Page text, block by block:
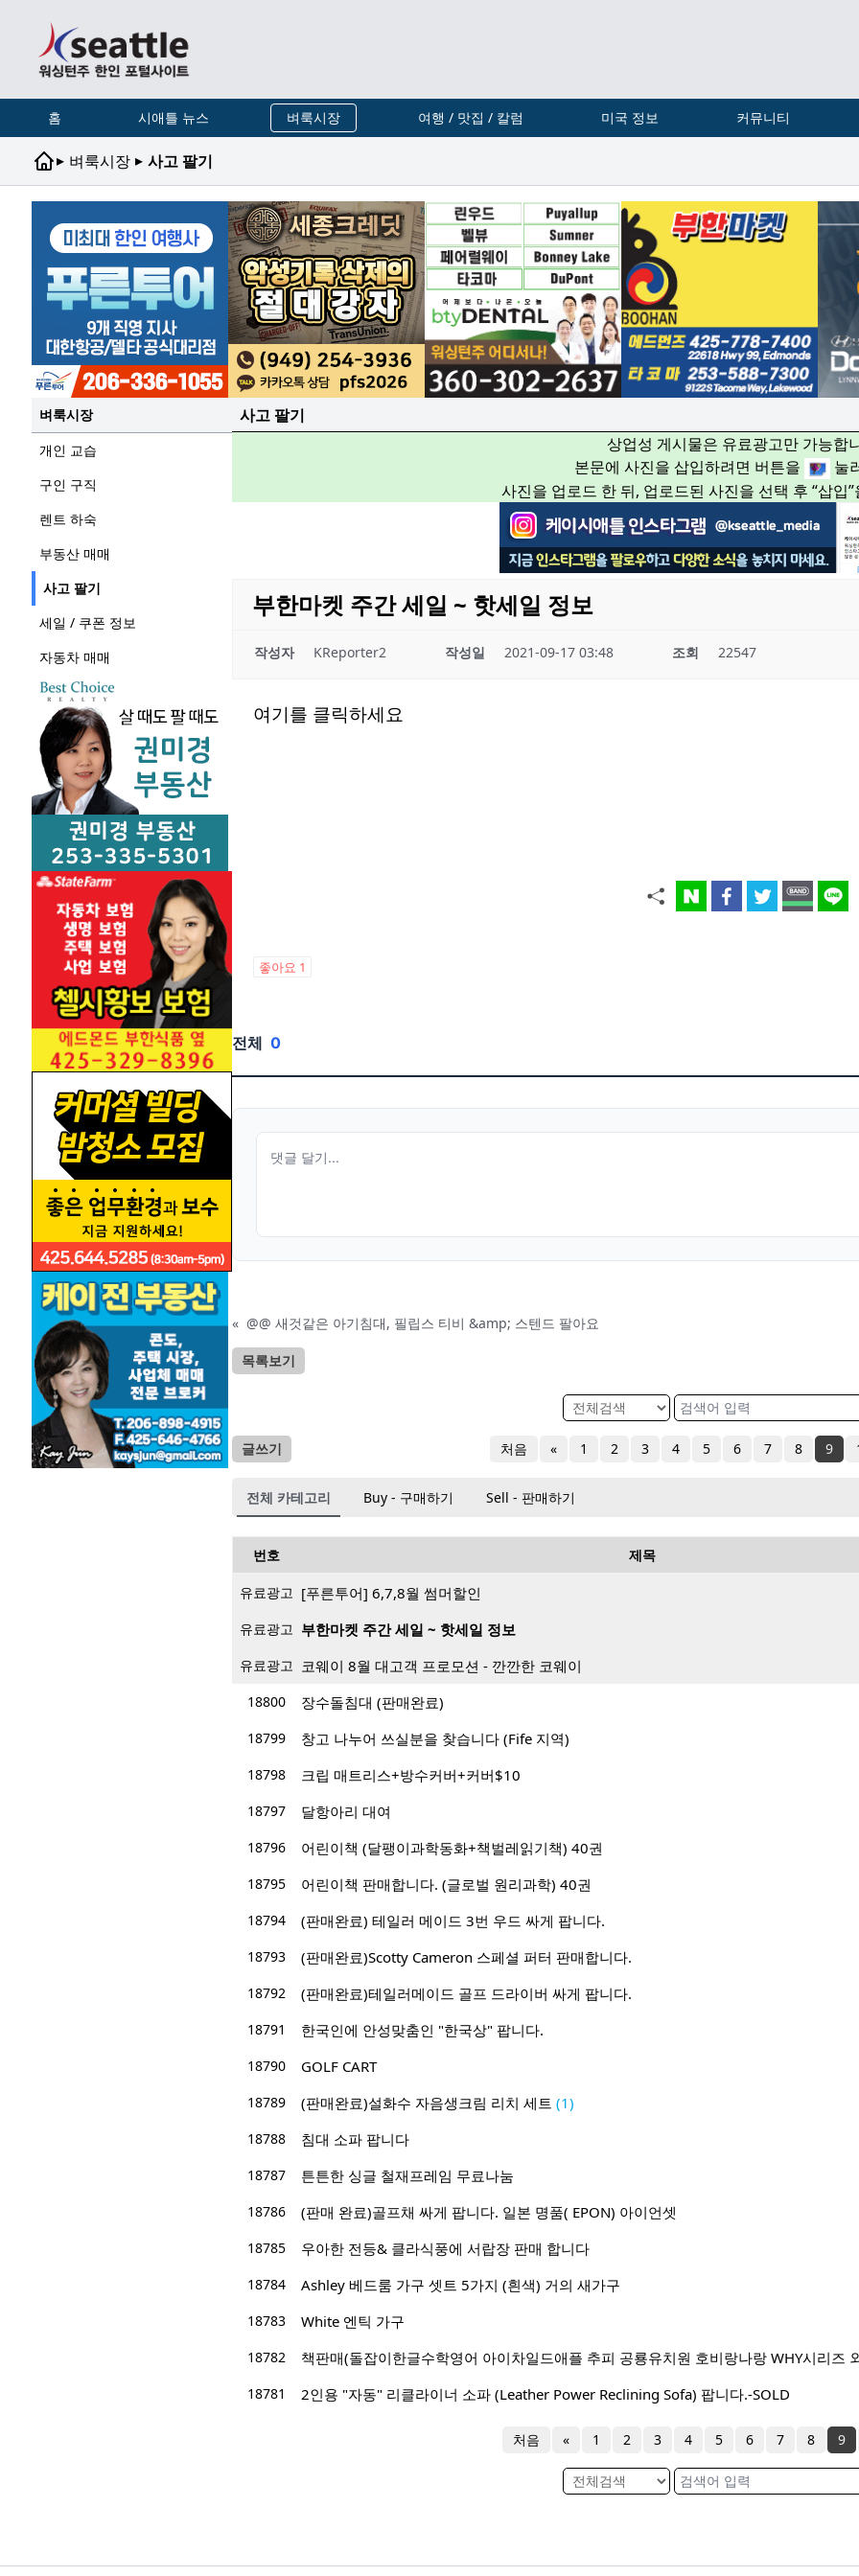
홈 시애틀 뉴스 벼룩시장 여행 / 맛집 / 칼럼 미국 정보 커뮤니티
▸ 벼룩시장 ▸ 사고 팔기
벼룩시장
개인 교습
구인 구직
렌트 하숙
부동산 매매
사고 팔기
세일 / 쿠폰 정보
자동차 매매
사고 팔기
상업성 게시물은 유료광고만 가능합
본문에 사진을 삽입하려면 버튼을
눌
사진을 업로드 한 뒤, 업로드된 사진을 선택 후 “삽입
부한마켓 주간 세일 ~ 핫세일 정보
작성자 KReporter2 작성일 2021-09-17 03:48 조회 22547
여기를 클릭하세요
좋아요 1
전체 0
« @@ 새것같은 아기침대, 필립스 티비 &amp; 스텐드 팔아요
목록보기
글쓰기 처음 « 1 2 3 4 5 6 7 8 9
전체 카테고리 Buy - 구매하기 Sell - 판매하기
번호 제목
유료광고 [푸른투어] 6,7,8월 썸머할인
유료광고 부한마켓 주간 세일 ~ 핫세일 정보
유료광고 코웨이 8월 대고객 프로모션 - 깐깐한 코웨이
18800 장수돌침대 (판매완료)
18799 창고 나누어 쓰실분을 찾습니다 (Fife 지역)
18798 크립 매트리스+방수커버+커버$10
18797 달항아리 대여
18796 어린이책 (달팽이과학동화+책벌레읽기책) 40권
18795 어린이책 판매합니다. (글로벌 원리과학) 40권
18794 (판매완료) 테일러 메이드 3번 우드 싸게 팝니다.
18793 (판매완료)Scotty Cameron 스페셜 퍼터 판매합니다.
18792 (판매완료)테일러메이드 골프 드라이버 싸게 팝니다.
18791 한국인에 안성맞춤인 "한국상" 팝니다.
18790 GOLF CART
18789 (판매완료)설화수 자음생크림 리치 세트 (1)
18788 침대 소파 팝니다
18787 튼튼한 싱글 철재프레임 무료나눔
18786 (판매 완료)골프채 싸게 팝니다. 일본 명품( EPON) 아이언셋
18785 우아한 전등& 클라식풍에 서랍장 판매 합니다
18784 Ashley 베드룸 가구 셋트 5가지 (흰색) 거의 새가구
18783 White 엔틱 가구
18782 책판매(돌잡이한글수학영어 아이차일드애플 추피 공룡유치원 호비랑나랑 WHY시리즈
18781 2인용 "자동" 리클라이너 소파 (Leather Power Reclining Sofa) 팝니다.-SOLD
처음 « 1 2 3 4 5 6 7 8 9